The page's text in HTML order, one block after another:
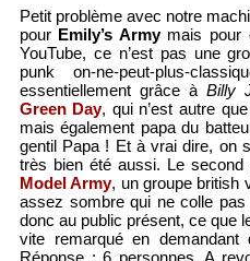
Petit problème avec notre
pour Emily’s Armymais pour
YouTube, ce n’est pas une
punk on-ne-peut-plus-
essentiellement grâce à Billy
Green Day, qui n’est autre
mais également papa du
gentil Papa ! Et à vrai dire, on
très bien été aussi. Le
Model Army, un groupe british
assez sombre qui ne colle
donc au public présent, ce que
vite remarqué en